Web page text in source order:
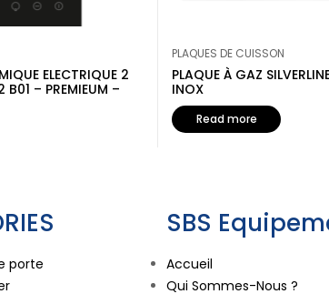
ELECTRIQUE 2
– PREMIEUM –
PLAQUES DE CUISSON
PLAQUE À GAZ
INOX
Read more
porte
SBS
Accueil
Qui Sommes-Nous ?